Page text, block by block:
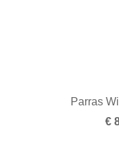
Parras
€